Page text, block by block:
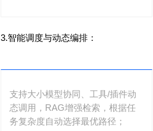
3.智能调度与动态编排：
支持大小模型协同、工具/插件动
态调用，RAG增强检索，根据任
务复杂度自动选择最优路径；